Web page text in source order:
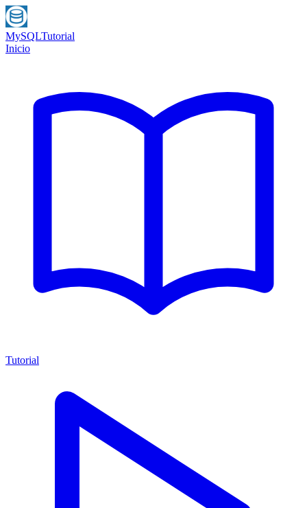
MySQLTutorial
Inicio
Tutorial